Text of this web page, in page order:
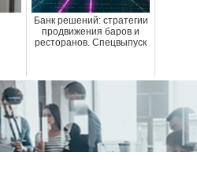
Банк решений: стратегии
продвижения баров и
ресторанов. Спецвыпуск